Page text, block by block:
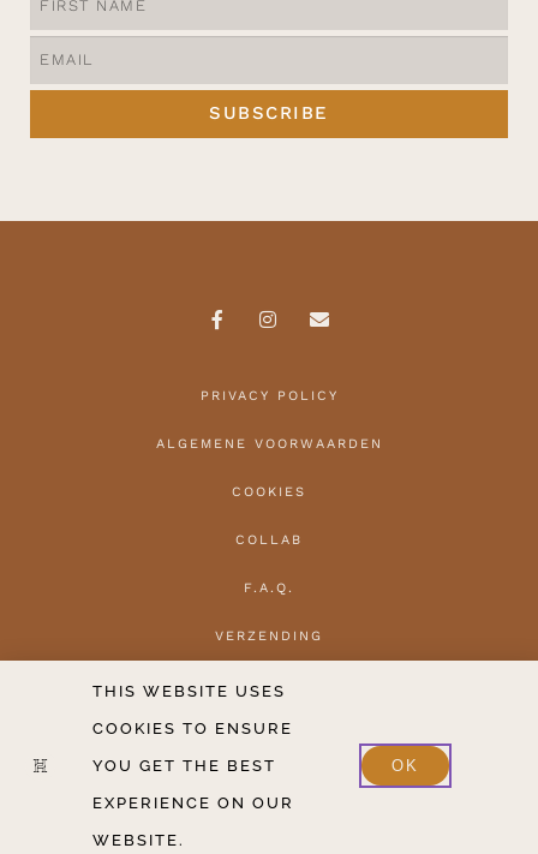
SUBSCRIBE
PRIVACY POLICY
ALGEMENE VOORWAARDEN
COOKIES
COLLAB
F.A.Q.
VERZENDING
HERROEPEN
CONTACT
2020-2026 COPYRIGHT THE HANTLER V.O.F.
THIS WEBSITE USES
COOKIES TO ENSURE
YOU GET THE BEST
EXPERIENCE ON OUR
WEBSITE.
OK